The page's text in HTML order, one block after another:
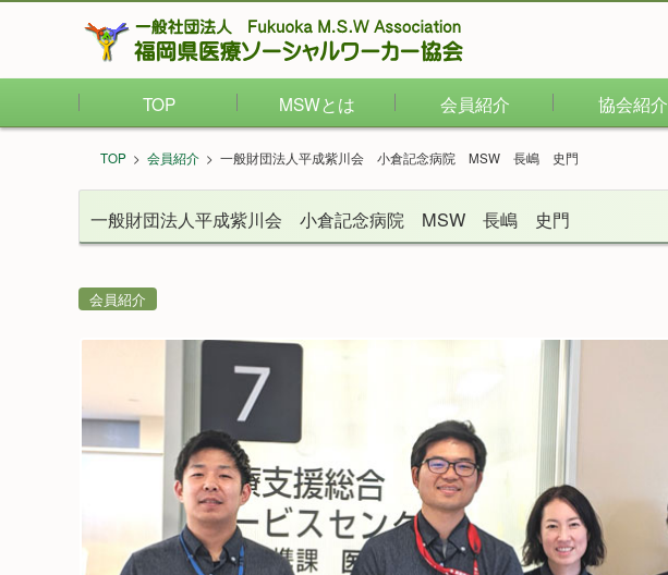
TOP MSWとは 会員紹介 協会紹介
TOP > 会員紹介 > 一般財団法人平成紫川会 小倉記念病院 MSW 長嶋 史門
一般財団法人平成紫川会 小倉記念病院 MSW 長嶋 史門
会員紹介